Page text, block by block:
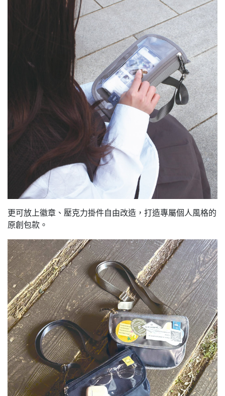
更可放上徽章、壓克力掛件自由改造，打造專屬個人風格的
原創包款。